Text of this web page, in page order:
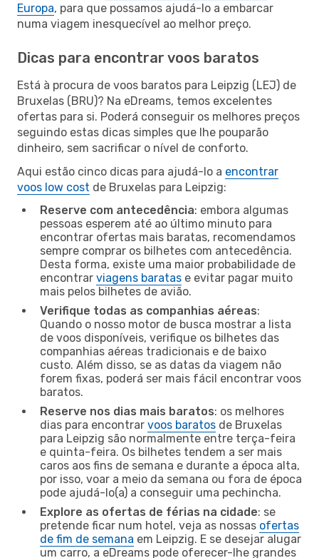
Europa, para que possamos ajudá-lo a embarcar
numa viagem inesquecível ao melhor preço.
Dicas para encontrar voos baratos
Está à procura de voos baratos para Leipzig (LEJ) de
Bruxelas (BRU)? Na eDreams, temos excelentes
ofertas para si. Poderá conseguir os melhores preços
seguindo estas dicas simples que lhe pouparão
dinheiro, sem sacrificar o nível de conforto.
Aqui estão cinco dicas para ajudá-lo a encontrar
voos low cost de Bruxelas para Leipzig:
Reserve com antecedência: embora algumas
pessoas esperem até ao último minuto para
encontrar ofertas mais baratas, recomendamos
sempre comprar os bilhetes com antecedência.
Desta forma, existe uma maior probabilidade de
encontrar viagens baratas e evitar pagar muito
mais pelos bilhetes de avião.
Verifique todas as companhias aéreas:
Quando o nosso motor de busca mostrar a lista
de voos disponíveis, verifique os bilhetes das
companhias aéreas tradicionais e de baixo
custo. Além disso, se as datas da viagem não
forem fixas, poderá ser mais fácil encontrar voos
baratos.
Reserve nos dias mais baratos: os melhores
dias para encontrar voos baratos de Bruxelas
para Leipzig são normalmente entre terça-feira
e quinta-feira. Os bilhetes tendem a ser mais
caros aos fins de semana e durante a época alta,
por isso, voar a meio da semana ou fora de época
pode ajudá-lo(a) a conseguir uma pechincha.
Explore as ofertas de férias na cidade: se
pretende ficar num hotel, veja as nossas ofertas
de fim de semana em Leipzig. E se desejar alugar
um carro, a eDreams pode oferecer-lhe grandes